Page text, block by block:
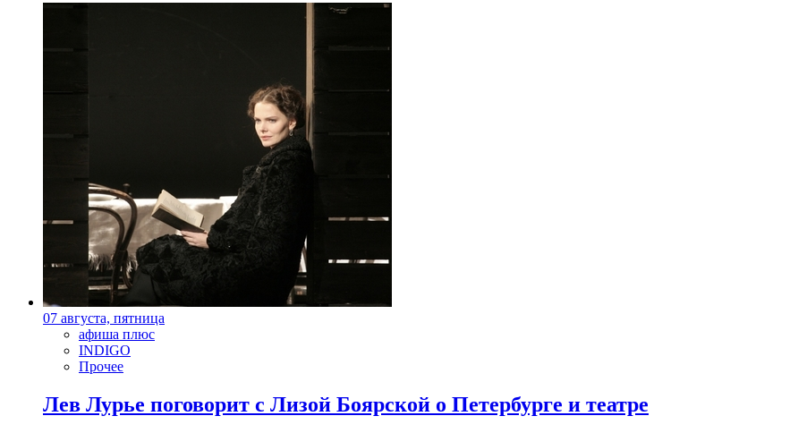
07 августа, пятница
афиша плюс
INDIGO
Прочее
Лев Лурье поговорит с Лизой Боярской о Петербурге и театре